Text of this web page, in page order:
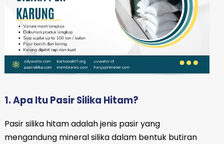
1. Apa Itu Pasir Silika Hitam?
Pasir silika hitam adalah jenis pasir yang
mengandung mineral silika dalam bentuk butiran